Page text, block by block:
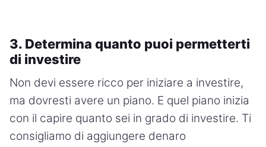
3. Determina quanto puoi permetterti
di investire
Non devi essere ricco per iniziare a investire,
ma dovresti avere un piano. E quel piano inizia
con il capire quanto sei in grado di investire. Ti
consigliamo di aggiungere denaro